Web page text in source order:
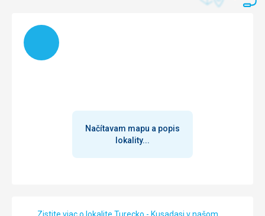
Google Translate
Načítam
Načítavam mapu a popis
lokality...